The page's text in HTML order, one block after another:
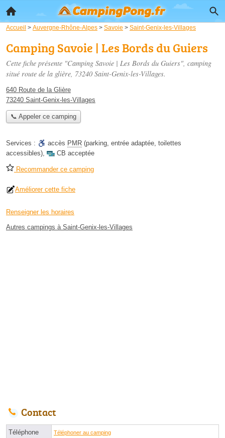
Accueil > Auvergne-Rhône-Alpes > Savoie > Saint-Genix-les-Villages
Camping Savoie | Les Bords du Guiers
Cette fiche présente "Camping Savoie | Les Bords du Guiers", camping
situé route de la glière, 73240 Saint-Genix-les-Villages.
640 Route de la Glière
73240 Saint-Genix-les-Villages
📞 Appeler ce camping
Services : accès PMR (parking, entrée adaptée, toilettes
accessibles), CB acceptée
Recommander ce camping
Améliorer cette fiche
Renseigner les horaires
Autres campings à Saint-Genix-les-Villages
Contact
Téléphone Téléphoner au camping